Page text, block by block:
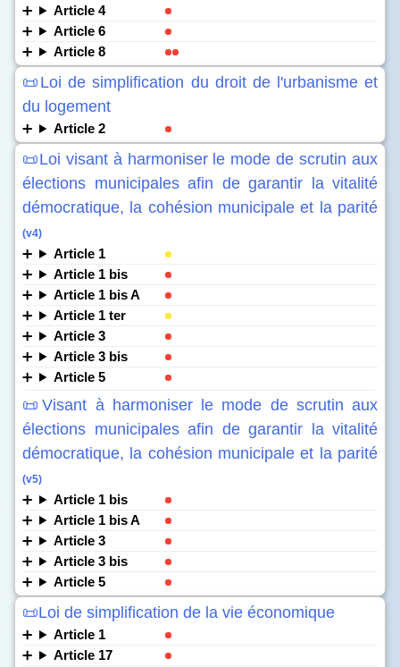
Article 4
Article 6
Article 8
📜Loi de simplification du droit de l'urbanisme et
du logement
Article 2
📜Loi visant à harmoniser le mode de scrutin aux
élections municipales afin de garantir la vitalité
démocratique, la cohésion municipale et la parité
(v4)
Article 1
Article 1 bis
Article 1 bis A
Article 1 ter
Article 3
Article 3 bis
Article 5
📜Visant à harmoniser le mode de scrutin aux
élections municipales afin de garantir la vitalité
démocratique, la cohésion municipale et la parité
(v5)
Article 1 bis
Article 1 bis A
Article 3
Article 3 bis
Article 5
📜Loi de simplification de la vie économique
Article 1
Article 17